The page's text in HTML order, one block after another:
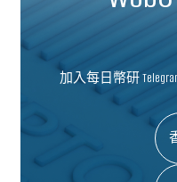
加入每日幣研